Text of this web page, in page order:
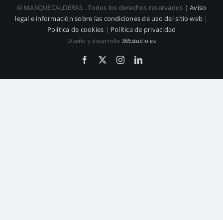
© MASQUECALDERAS . Todos los derechos reservados |Aviso
legal e información sobre las condiciones de uso del sitio web |
Política de cookies | Política de privacidad
Diseño y desarrollo 365studio.es
Facebook InstagramLinkedIn